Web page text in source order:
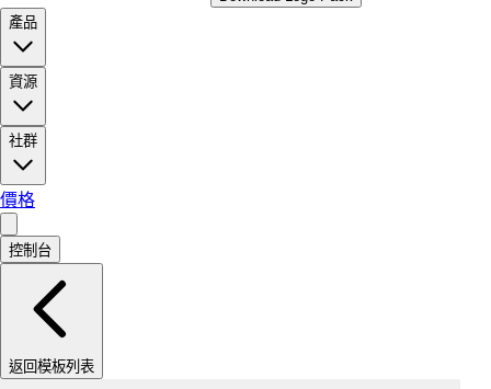
產品
資源
社群
價格
控制台
返回模板列表